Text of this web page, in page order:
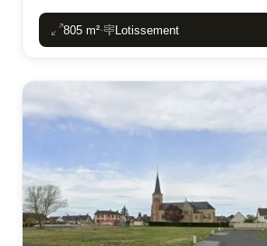
805 m²- Lotissement